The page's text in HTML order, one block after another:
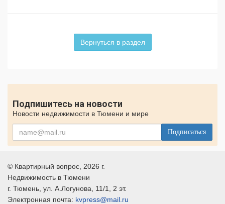
Вернуться в раздел
Подпишитесь на новости
Новости недвижимости в Тюмени и мире
Подписаться
© Квартирный вопрос , 2026 г.
Недвижимость в Тюмени
г. Тюмень , ул. А.Логунова, 11/1, 2 эт.
Электронная почта: kvpress@mail.ru